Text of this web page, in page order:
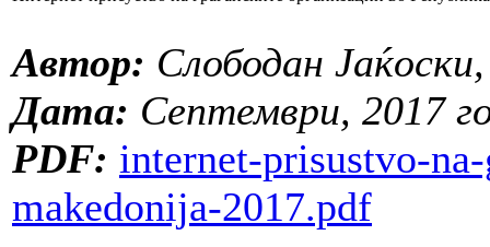
Aвтор: Слободан
Дата: Септември, 2017
PDF: internet-prisustvo-
makedonija-2017.pdf